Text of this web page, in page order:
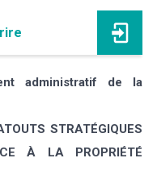
administratif de la
STRATÉGIQUES
À LA PROPRIÉTÉ